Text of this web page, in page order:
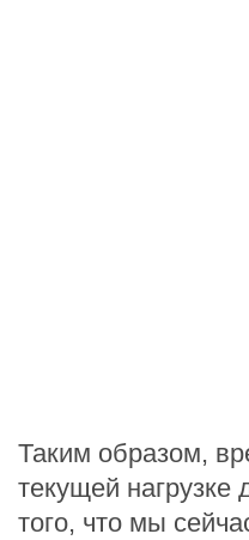
Таким образом,
текущей
того, что мы